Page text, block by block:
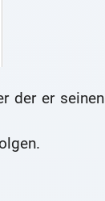
der er seinen